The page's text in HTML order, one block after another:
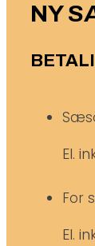
NY
El.
For
El.